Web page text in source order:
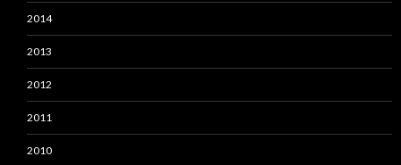
2014
2013
2012
2011
2010